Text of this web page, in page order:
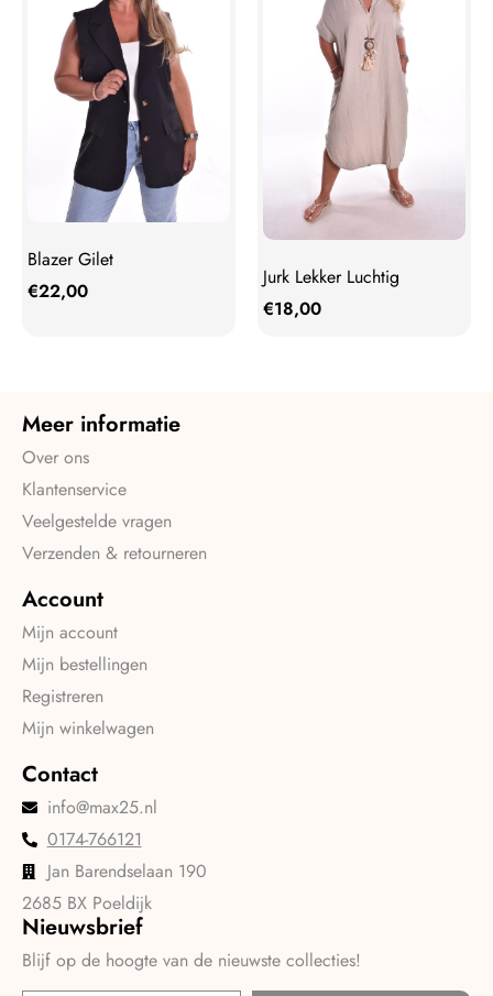
Blazer Gilet
€22,00
Jurk Lekker Luchtig
€18,00
Meer informatie
Over ons
Klantenservice
Veelgestelde vragen
Verzenden & retourneren
Account
Mijn account
Mijn bestellingen
Registreren
Mijn winkelwagen
Contact
info@max25.nl
0174-766121
Jan Barendselaan 190
2685 BX Poeldijk
Nieuwsbrief
Blijf op de hoogte van de nieuwste collecties!